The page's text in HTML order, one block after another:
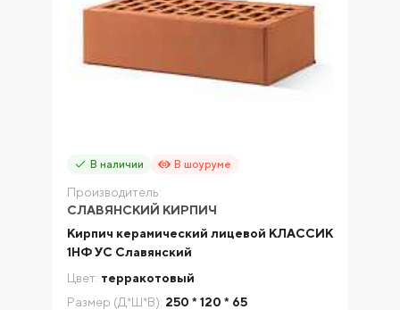
В наличии В шоуруме
Производитель:
СЛАВЯНСКИЙ КИРПИЧ
Кирпич керамический лицевой КЛАССИК
1НФ УС Славянский
Цвет: терракотовый
Размер (Д*Ш*В): 250 * 120 * 65